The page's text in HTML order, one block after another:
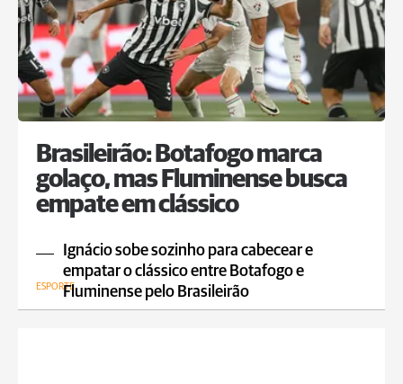
Brasileirão: Botafogo marca
golaço, mas Fluminense busca
empate em clássico
Ignácio sobe sozinho para cabecear e
empatar o clássico entre Botafogo e
Fluminense pelo Brasileirão
ESPORTE